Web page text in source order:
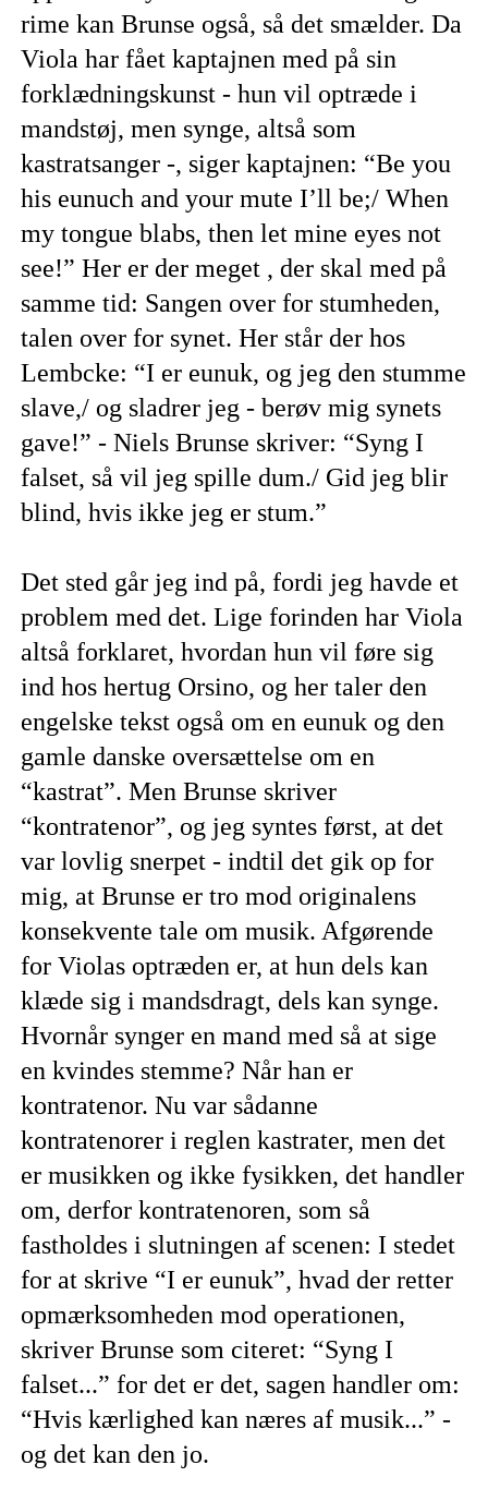
rime kan Brunse også, så det smælder. Da
Viola har fået kaptajnen med på sin
forklædningskunst - hun vil optræde i
mandstøj, men synge, altså som
kastratsanger -, siger kaptajnen: “Be you
his eunuch and your mute I’ll be;/ When
my tongue blabs, then let mine eyes not
see!” Her er der meget , der skal med på
samme tid: Sangen over for stumheden,
talen over for synet. Her står der hos
Lembcke: “I er eunuk, og jeg den stumme
slave,/ og sladrer jeg - berøv mig synets
gave!” - Niels Brunse skriver: “Syng I
falset, så vil jeg spille dum./ Gid jeg blir
blind, hvis ikke jeg er stum.”
Det sted går jeg ind på, fordi jeg havde et
problem med det. Lige forinden har Viola
altså forklaret, hvordan hun vil føre sig
ind hos hertug Orsino, og her taler den
engelske tekst også om en eunuk og den
gamle danske oversættelse om en
“kastrat”. Men Brunse skriver
“kontratenor”, og jeg syntes først, at det
var lovlig snerpet - indtil det gik op for
mig, at Brunse er tro mod originalens
konsekvente tale om musik. Afgørende
for Violas optræden er, at hun dels kan
klæde sig i mandsdragt, dels kan synge.
Hvornår synger en mand med så at sige
en kvindes stemme? Når han er
kontratenor. Nu var sådanne
kontratenorer i reglen kastrater, men det
er musikken og ikke fysikken, det handler
om, derfor kontratenoren, som så
fastholdes i slutningen af scenen: I stedet
for at skrive “I er eunuk”, hvad der retter
opmærksomheden mod operationen,
skriver Brunse som citeret: “Syng I
falset...” for det er det, sagen handler om:
“Hvis kærlighed kan næres af musik...” -
og det kan den jo.